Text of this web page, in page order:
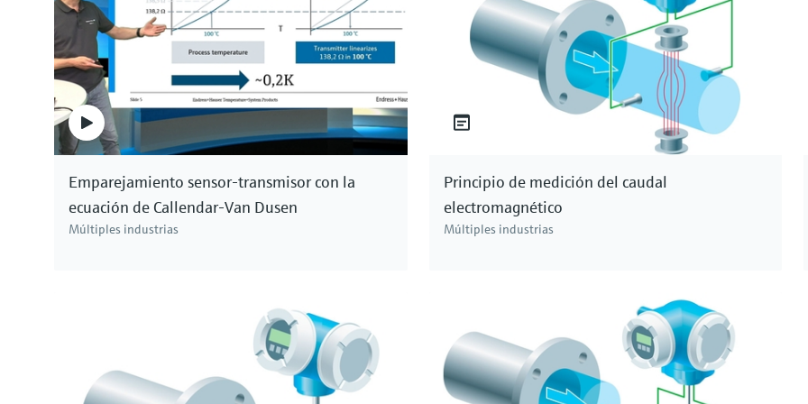
Emparejamiento sensor-transmisor con la
ecuación de Callendar-Van Dusen
Múltiples industrias
Principio de medición del caudal
electromagnético
Múltiples industrias